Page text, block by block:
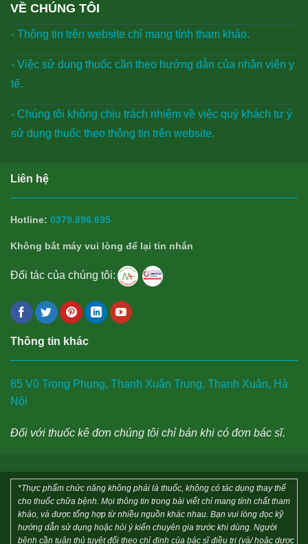
VỀ CHÚNG TÔI
- Thông tin trên website chỉ mang tính tham khảo.
- Việc sử dụng thuốc cần theo hướng dẫn của nhân viên y
tế.
- Chúng tôi không chịu trách nhiệm về việc quý khách tư ý
sử dụng thuốc theo thông tin trên website.
Liên hệ
Hotline: 0379.896.695
Không bắt máy vui lòng để lại tin nhắn
Đối tác của chúng tôi:
Thông tin khác
85 Vũ Trọng Phụng, Thanh Xuân Trung, Thanh Xuân, Hà
Nội
Đối với thuốc kê đơn chúng tôi chỉ bán khi có đơn bác sĩ.
*Thực phẩm chức năng không phải là thuốc, không có tác dụng thay thế
cho thuốc chữa bệnh. Mọi thông tin trong bài viết chỉ mang tính chất tham
khảo, và được tổng hợp từ nhiều nguồn khác nhau. Bạn vui lòng đọc kỹ
hướng dẫn sử dụng hoặc hỏi ý kiến chuyên gia trước khi dùng. Người
bệnh cần tuân thủ tuyệt đối theo chỉ định của bác sĩ điều trị (và/ hoặc dược